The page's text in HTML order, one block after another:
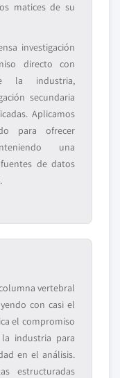
matices de su
investigación
directo con
la industria,
secundaria
Aplicamos
para ofrecer
una
de datos
vertebral
con casi el
el compromiso
industria para
en el análisis.
estructuradas